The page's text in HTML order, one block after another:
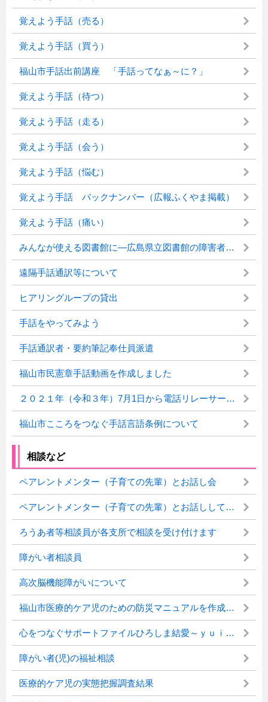
覚えよう手話（売る）
覚えよう手話（買う）
福山市手話出前講座 「手話ってなぁ～に？」
覚えよう手話（待つ）
覚えよう手話（走る）
覚えよう手話（会う）
覚えよう手話（悩む）
覚えよう手話 バックナンバー（広報ふくやま掲載）
覚えよう手話（痛い）
みんなが使える図書館に―広島県立図書館の障害者サービス―
遠隔手話通訳等について
ヒアリングループの貸出
手話をやってみよう
手話通訳者・要約筆記奉仕員派遣
福山市民憲章手話動画を作成しました
２０２１年（令和３年）7月1日から電話リレーサービスの提供が開始されました
福山市こころをつなぐ手話言語条例について
相談など
ペアレントメンター（子育ての先輩）とお話し会
ペアレントメンター（子育ての先輩）とお話ししてみませんか？
ろうあ者等相談員が各支所で相談を受け付けます
障がい者相談員
高次脳機能障がいについて
福山市医療的ケア児のための防災マニュアルを作成しました。
心をつなぐサポートファイルひろしま結愛～ｙｕｉ～について
障がい者(児)の福祉相談
医療的ケア児の実態把握調査結果